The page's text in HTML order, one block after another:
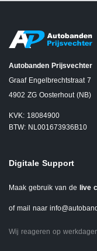
Autobanden Prijsvechter
Graaf Engelbrechtstraat 7
4902 ZG Oosterhout (NB)
KVK: 18084900
BTW: NL001673936B10
Digitale Support
Maak gebruik van de live
of mail naar
Wij reageren op